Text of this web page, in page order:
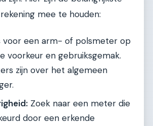
mee te houden:
voor een arm- of polsmeter op
voorkeur en gebruiksgemak.
zijn over het algemeen
Zoek naar een meter die
door een erkende